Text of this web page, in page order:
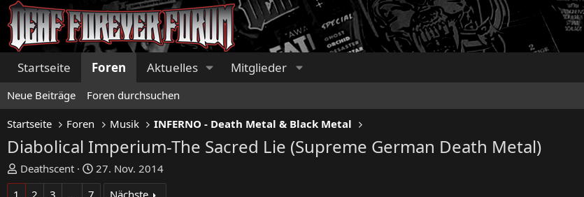
Startseite Foren Aktuelles Mitglieder
Neue Beiträge Foren durchsuchen
Startseite Foren Musik INFERNO - Death Metal & Black Metal
Diabolical Imperium-The Sacred Lie (Supreme German Death Metal)
E
r
Deathscent
E
r
27. Nov. 2014
1
2 3 … 7 Nächste